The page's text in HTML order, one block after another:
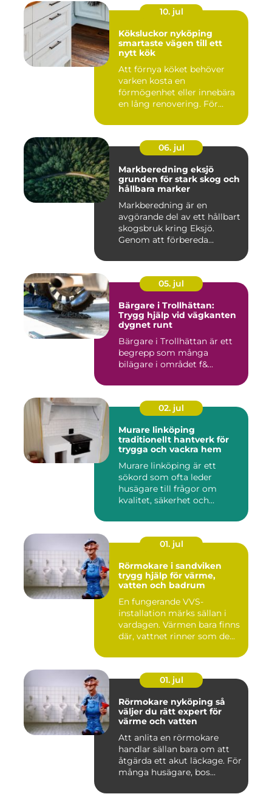
10. jul
Köksluckor nyköping
smartaste vägen till ett
nytt kök
Att förnya köket behöver
varken kosta en
förmögenhet eller innebära
en lång renovering. För
06. jul
Markberedning eksjö
grunden för stark skog och
hållbara marker
Markberedning är en
avgörande del av ett hållbart
skogsbruk kring Eksjö.
Genom att förbereda
05. jul
Bärgare i Trollhättan:
Trygg hjälp vid vägkanten
dygnet runt
Bärgare i Trollhättan är ett
begrepp som många
bilägare i området f&...
02. jul
Murare linköping
traditionellt hantverk för
trygga och vackra hem
Murare linköping är ett
sökord som ofta leder
husägare till frågor om
kvalitet, säkerhet och
01. jul
Rörmokare i sandviken
trygg hjälp för värme,
vatten och badrum
En fungerande VVS-
installation märks sällan i
vardagen. Värmen bara finns
där, vattnet rinner som de...
01. jul
Rörmokare nyköping så
väljer du rätt expert för
värme och vatten
Att anlita en rörmokare
handlar sällan bara om att
åtgärda ett akut läckage. För
många husägare, bos...